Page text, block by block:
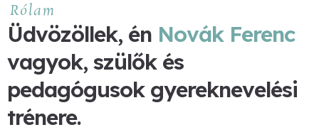
Rólam
Üdvözöllek, én Novák Ferenc
vagyok, szülők és
pedagógusok gyereknevelési
trénere.